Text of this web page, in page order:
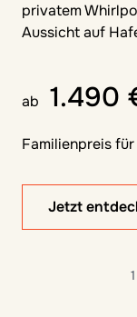
privatem
Aussicht auf
ab 1.490
Familienpreis
Jetzt